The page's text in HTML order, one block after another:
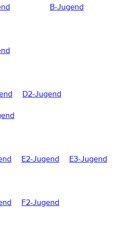
B-Jugend
D2-Jugend
E2-Jugend E3-Jugend
F2-Jugend